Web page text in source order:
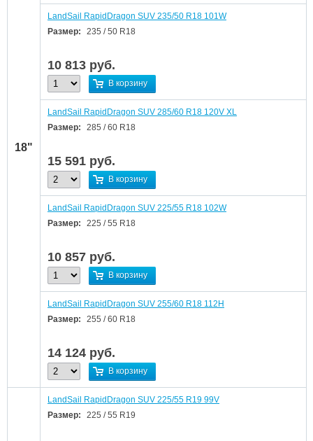
18"
LandSail RapidDragon SUV 235/50 R18 101W
Размер:
235 / 50 R18
10 813 руб.
В корзину
LandSail RapidDragon SUV 285/60 R18 120V XL
Размер:
285 / 60 R18
15 591 руб.
В корзину
LandSail RapidDragon SUV 225/55 R18 102W
Размер:
225 / 55 R18
10 857 руб.
В корзину
LandSail RapidDragon SUV 255/60 R18 112H
Размер:
255 / 60 R18
14 124 руб.
В корзину
LandSail RapidDragon SUV 225/55 R19 99V
Размер:
225 / 55 R19